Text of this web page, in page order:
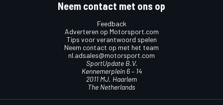
Neem contact met ons op
Feedback
Adverteren op Motorsport.com
Tips voor verantwoord spelen
Neem contact op met het team
nl.adsales@motorsport.com
SportUpdate B.V.
Kennemerplein 6 – 14
2011 MJ, Haarlem
The Netherlands